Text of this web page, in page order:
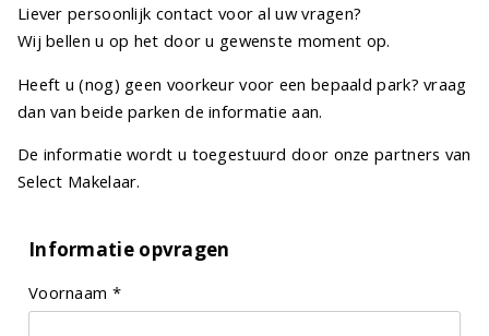
Liever persoonlijk contact voor al uw vragen?
Wij bellen u op het door u gewenste moment op.
Heeft u (nog) geen voorkeur voor een bepaald park? vraag
dan van beide parken de informatie aan.
De informatie wordt u toegestuurd door onze partners van
Select Makelaar.
Informatie opvragen
Voornaam *